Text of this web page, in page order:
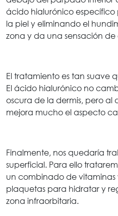
ácido hialurónico
la piel y eliminando el
zona y da una sensación
El tratamiento es tan suave
El ácido hialurónico no
oscura de la dermis, pero al
mejora mucho el aspecto
Finalmente, nos quedaría
superficial. Para ello
un combinado de
plaquetas para hidratar y
zona infraorbitaria.